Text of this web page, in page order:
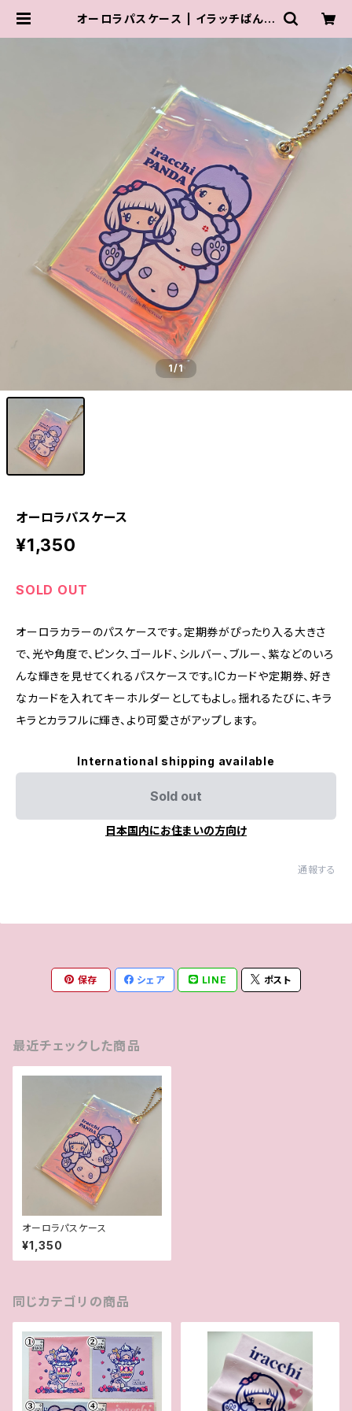
オーロラパスケース | イラッチぱんだ
1/1
オーロラパスケース
¥1,350
SOLD OUT
オーロラカラーのパスケースです。定期券がぴったり入る大きさ
で、光や角度で、ピンク、ゴールド、シルバー、ブルー、紫などのいろ
んな輝きを見せてくれるパスケースです。ICカードや定期券、好き
なカードを入れてキーホルダーとしてもよし。揺れるたびに、キラ
キラとカラフルに輝き、より可愛さがアップします。
International shipping available
Sold out
日本国内にお住まいの方向け
通報する
保存 シェア LINE ポスト
最近チェックした商品
オーロラパスケース
¥1,350
同じカテゴリの商品